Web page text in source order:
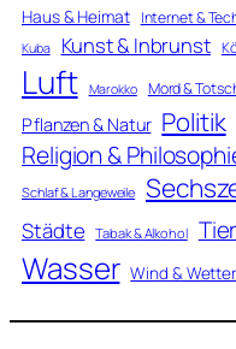
Haus & Heimat Internet &
Kuba Kunst & Inbrunst
Luft Marokko Mord &
Pflanzen & Natur Politik
Religion &
Schlaf & Langeweile
Städte Tabak & Alkohol
Wasser Wind & Wetter